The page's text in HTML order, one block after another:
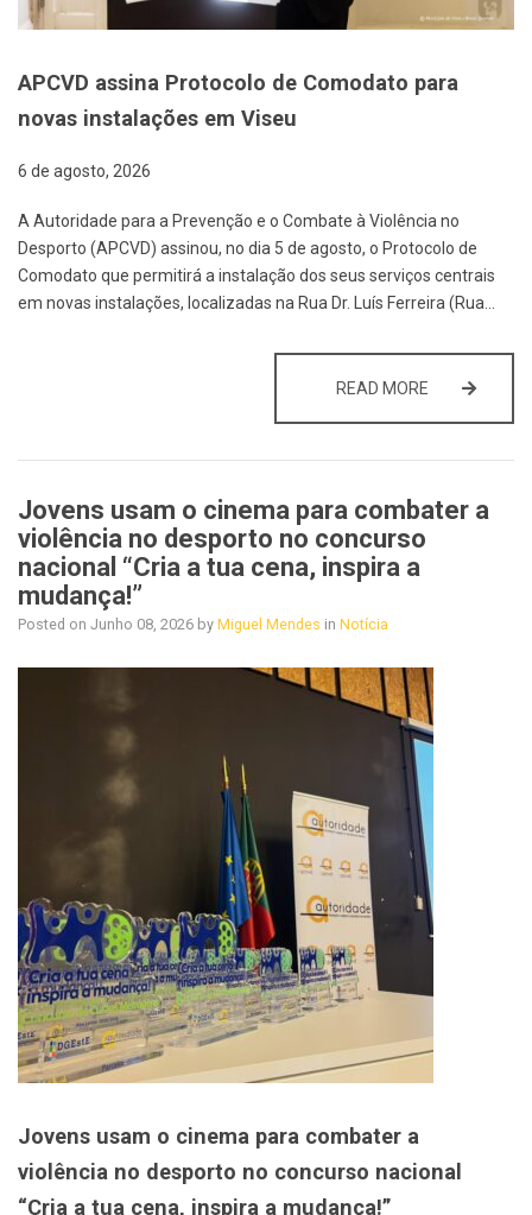
APCVD assina Protocolo de Comodato para
novas instalações em Viseu
6 de agosto, 2026
A Autoridade para a Prevenção e o Combate à Violência no
Desporto (APCVD) assinou, no dia 5 de agosto, o Protocolo de
Comodato que permitirá a instalação dos seus serviços centrais
em novas instalações, localizadas na Rua Dr. Luís Ferreira (Rua…
READ MORE APCVD
Jovens usam o cinema para combater a
violência no desporto no concurso
nacional “Cria a tua cena, inspira a
mudança!”
Posted on Junho 08, 2026 by Miguel Mendes in Notícia
Jovens usam o cinema para combater a
violência no desporto no concurso nacional
“Cria a tua cena, inspira a mudança!”